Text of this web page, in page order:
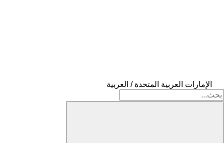
الإمارات العربية المتحدة / العربية